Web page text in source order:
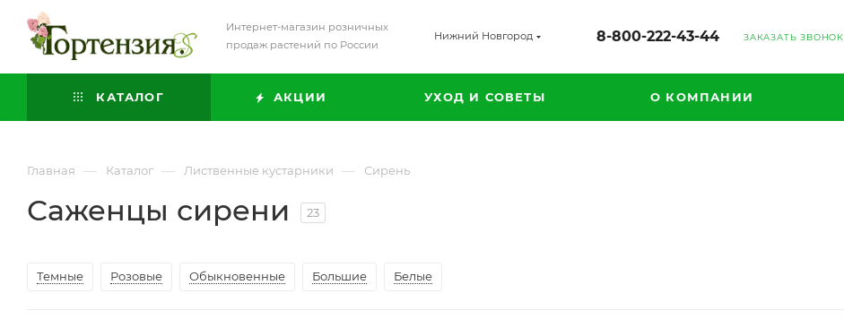
Интернет-магазин розничных
продаж растений по России
Нижний Новгород 8-800-222-43-44 ЗАКАЗАТЬ ЗВОНОК
КАТАЛОГ АКЦИИ УХОД И СОВЕТЫ О КОМПАНИИ
Главная — Каталог — Лиственные кустарники — Сирень
Саженцы сирени 23
Темные Розовые Обыкновенные Большие Белые